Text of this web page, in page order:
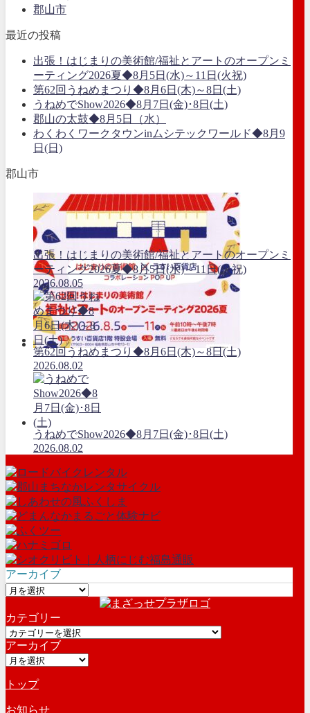
郡山市
最近の投稿
出張！はじまりの美術館/福祉とアートのオープンミ
ーティング2026夏◆8月5日(水)～11日(火祝)
第62回うねめまつり◆8月6日(木)～8日(土)
うねめでShow2026◆8月7日(金)･8日(土)
郡山の太鼓◆8月5日（水）
わくわくワークタウンinムシテックワールド◆8月9
日(日)
郡山市
出張！はじまりの美術館/福祉とアートのオープンミ
ーティング2026夏◆8月5日(水)～11日(火祝)
2026.08.05
第62回うねめまつり◆8月6日(木)～8日(土)
2026.08.02
うねめでShow2026◆8月7日(金)･8日(土)
2026.08.02
アーカイブ
ア
カ
イ
ブ
カテゴリー
カ
テ
ゴ
ー
アーカイブ
ア
カ
イ
トップ
お知らせ